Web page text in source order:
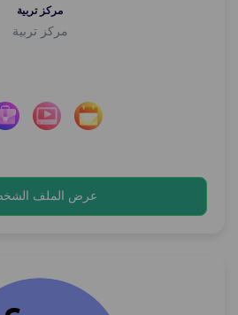
مركز تربية
مركز تربية
عرض الملف